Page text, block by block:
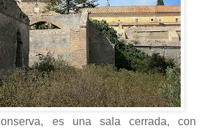
es una sala cerrada, con